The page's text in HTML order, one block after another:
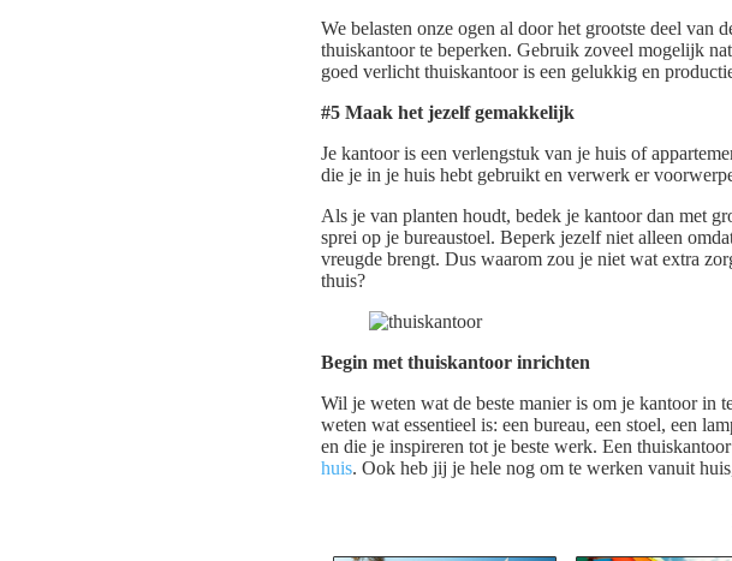
We belasten onze ogen al door het grootste deel van
thuiskantoor te beperken. Gebruik zoveel mogelijk
goed verlicht thuiskantoor is een gelukkig en
#5 Maak het jezelf gemakkelijk
Je kantoor is een verlengstuk van je huis of
die je in je huis hebt gebruikt en verwerk er
Als je van planten houdt, bedek je kantoor dan met
sprei op je bureaustoel. Beperk jezelf niet alleen
vreugde brengt. Dus waarom zou je niet wat extra
thuis?
Begin met thuiskantoor inrichten
Wil je weten wat de beste manier is om je kantoor in
weten wat essentieel is: een bureau, een stoel, een
en die je inspireren tot je beste werk. Een
huis. Ook heb jij je hele nog om te werken vanuit